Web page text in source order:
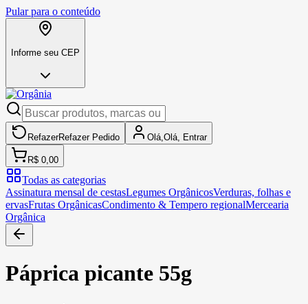
Pular para o conteúdo
Informe seu CEP
RefazerRefazer Pedido Olá, Olá, Entrar
R$ 0,00
Todas as categorias
Assinatura mensal de cestasLegumes OrgânicosVerduras, folhas e
ervasFrutas OrgânicasCondimento & Tempero regionalMercearia
Orgânica
Páprica picante 55g